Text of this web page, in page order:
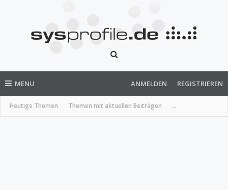
MENU
Heutige Themen Themen mit aktuellen Beiträgen ...
ANMELDEN REGISTRIEREN